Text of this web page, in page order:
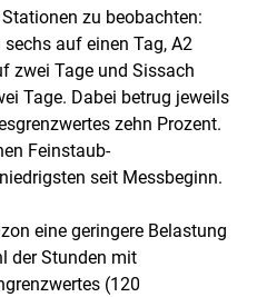
zu beobachten:
auf einen Tag, A2
zwei Tage und Sissach
Tage. Dabei betrug jeweils
zehn Prozent.
Feinstaub-
seit Messbeginn.
eine geringere Belastung
der Stunden mit
(120